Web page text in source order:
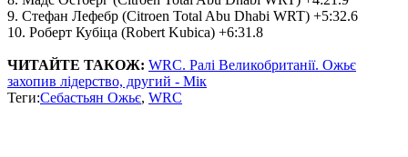
9. Стефан Лефебр (Citroen Total Abu Dhabi WRT) +5:32.6
10. Роберт Кубіца (Robert Kubica) +6:31.8
ЧИТАЙТЕ ТАКОЖ: WRC. Ралі Великобританії. Ожьє
захопив лідерство, другий - Мік
Теги:Себастьян Ожьє, WRC